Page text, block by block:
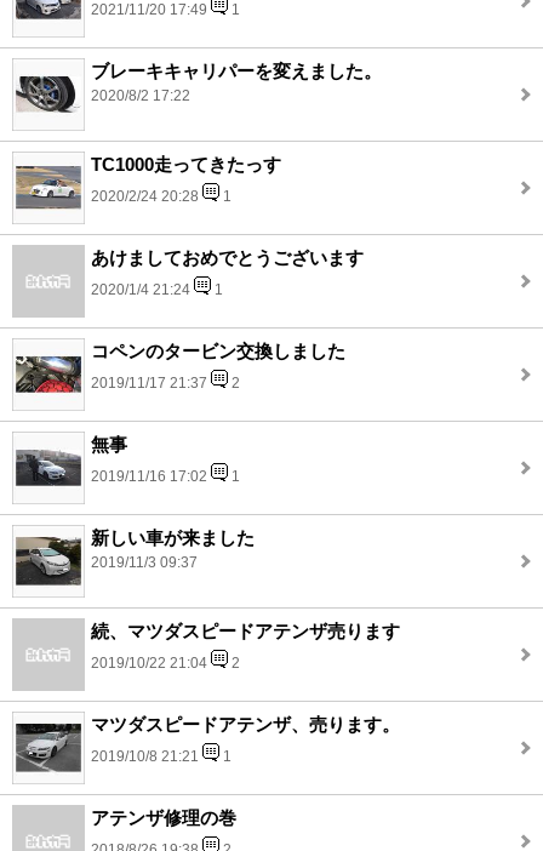
2021/11/20 17:49 1
ブレーキキャリパーを変えました。
2020/8/2 17:22
TC1000走ってきたっす
2020/2/24 20:28 1
あけましておめでとうございます
2020/1/4 21:24 1
コペンのタービン交換しました
2019/11/17 21:37 2
無事
2019/11/16 17:02 1
新しい車が来ました
2019/11/3 09:37
続、マツダスピードアテンザ売ります
2019/10/22 21:04 2
マツダスピードアテンザ、売ります。
2019/10/8 21:21 1
アテンザ修理の巻